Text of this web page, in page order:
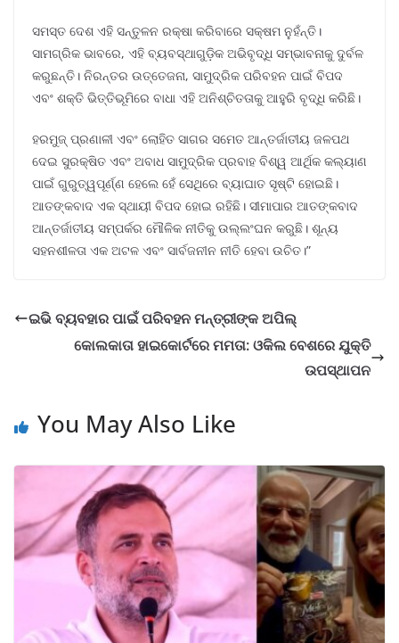
ସମସ୍ତ ଦେଶ ଏହି ସନ୍ତୁଳନ ରକ୍ଷା କରିବାରେ ସକ୍ଷମ ନୁହଁନ୍ତି।
ସାମଗ୍ରିକ ଭାବରେ, ଏହି ବ୍ୟବସ୍ଥାଗୁଡ଼ିକ ଅଭିବୃଦ୍ଧି ସମ୍ଭାବନାକୁ ଦୁର୍ବଳ
କରୁଛନ୍ତି। ନିରନ୍ତର ଉତ୍ତେଜନା, ସାମୁଦ୍ରିକ ପରିବହନ ପାଇଁ ବିପଦ
ଏବଂ ଶକ୍ତି ଭିତ୍ତିଭୂମିରେ ବାଧା ଏହି ଅନିଶ୍ଚିତତାକୁ ଆହୁରି ବୃଦ୍ଧି କରିଛି।
ହରମୁଜ୍ ପ୍ରଣାଳୀ ଏବଂ ଲୋହିତ ସାଗର ସମେତ ଆନ୍ତର୍ଜାତୀୟ ଜଳପଥ
ଦେଇ ସୁରକ୍ଷିତ ଏବଂ ଅବାଧ ସାମୁଦ୍ରିକ ପ୍ରବାହ ବିଶ୍ୱ ଆର୍ଥିକ କଲ୍ୟାଣ
ପାଇଁ ଗୁରୁତ୍ୱପୂର୍ଣ୍ଣ ହେଲେ ହେଁ ସେଥିରେ ବ୍ୟାଘାତ ସୃଷ୍ଟି ହୋଇଛି।
ଆତଙ୍କବାଦ ଏକ ସ୍ଥାୟୀ ବିପଦ ହୋଇ ରହିଛି। ସୀମାପାର ଆତଙ୍କବାଦ
ଆନ୍ତର୍ଜାତୀୟ ସମ୍ପର୍କର ମୌଳିକ ନୀତିକୁ ଉଲ୍ଲଂଘନ କରୁଛି। ଶୂନ୍ୟ
ସହନଶୀଳତା ଏକ ଅଟଳ ଏବଂ ସାର୍ବଜନୀନ ନୀତି ହେବା ଉଚିତ।”
ଇଭି ବ୍ୟବହାର ପାଇଁ ପରିବହନ ମନ୍ତ୍ରୀଙ୍କ ଅପିଲ୍
କୋଲକାତା ହାଇକୋର୍ଟରେ ମମତା: ଓକିଲ ବେଶରେ ଯୁକ୍ତି
ଉପସ୍ଥାପନ
You May Also Like